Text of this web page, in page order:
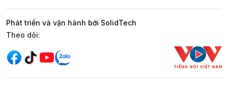
Phát triển và vận hành bởi SolidTech
Mạng xã hội
Theo dõi: